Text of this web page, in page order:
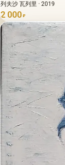
列夫沙 瓦列里 · 2019
2 000 ₽